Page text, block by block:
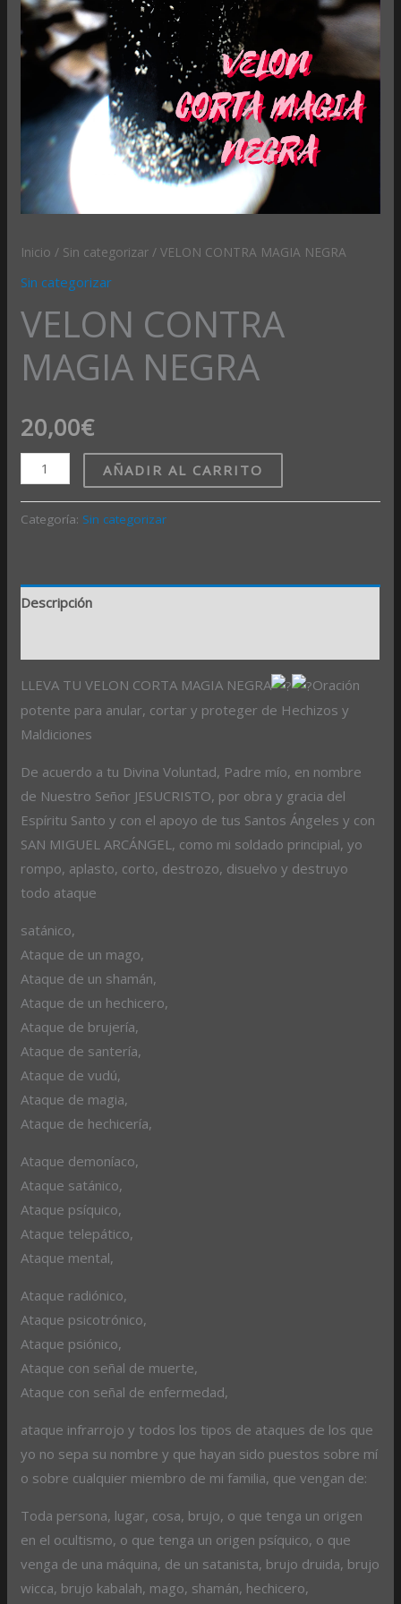
Inicio / Sin categorizar / VELON CONTRA MAGIA NEGRA
Sin categorizar
VELON CONTRA
MAGIA NEGRA
20,00€
AÑADIR AL CARRITO
Categoría: Sin categorizar
Descripción
LLEVA TU VELON CORTA MAGIA NEGRA
Oración
potente para anular, cortar y proteger de Hechizos y
Maldiciones
De acuerdo a tu Divina Voluntad, Padre mío, en nombre
de Nuestro Señor JESUCRISTO, por obra y gracia del
Espíritu Santo y con el apoyo de tus Santos Ángeles y con
SAN MIGUEL ARCÁNGEL, como mi soldado principial, yo
rompo, aplasto, corto, destrozo, disuelvo y destruyo
todo ataque
satánico,
Ataque de un mago,
Ataque de un shamán,
Ataque de un hechicero,
Ataque de brujería,
Ataque de santería,
Ataque de vudú,
Ataque de magia,
Ataque de hechicería,
Ataque demoníaco,
Ataque satánico,
Ataque psíquico,
Ataque telepático,
Ataque mental,
Ataque radiónico,
Ataque psicotrónico,
Ataque psiónico,
Ataque con señal de muerte,
Ataque con señal de enfermedad,
ataque infrarrojo y todos los tipos de ataques de los que
yo no sepa su nombre y que hayan sido puestos sobre mí
o sobre cualquier miembro de mi familia, que vengan de:
Toda persona, lugar, cosa, brujo, o que tenga un origen
en el ocultismo, o que tenga un origen psíquico, o que
venga de una máquina, de un satanista, brujo druida, brujo
wicca, brujo kabalah, mago, shamán, hechicero,